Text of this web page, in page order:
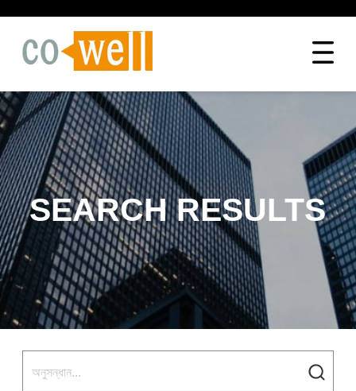
SEARCH RESULTS